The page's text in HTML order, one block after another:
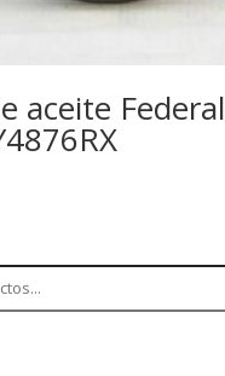
aceite Federal